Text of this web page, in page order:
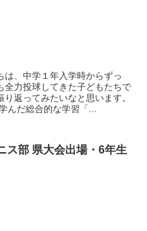
、中学１年入学時からずっ
全力投球してきた子どもたちで
返ってみたいなと思います。
んだ総合的な学習「...
ス部 県大会出場・6年生